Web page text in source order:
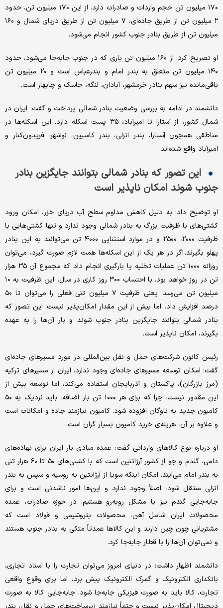
۱۷۰ میلیون تن حجم واردات و صادرات دارد. از این ۱۷۰ میلیون تن، حدود
۲ میلیون تن از طریق جاده‌ای، ۷ میلیون تن از طریق دریای شمال و ۱۶۰
میلیون تن از طریق بنادر جنوب کشور انجام می‌شود.
او تصریح کرد: از ۱۶۰ میلیون تن باری که در جنوب جابه‌جا می‌شود، حدود
۱۴۰ میلیون تن متعلق به بندر امام و بندرعباس است و ۲۰ میلیون تن
باقی‌مانده نیز سهم بنادر خرمشهر، آبادان، لنگه، جاسک و چابهار است.
دانشمند در ادامه به بررسی وضعیت بنادر شمالی پرداخت و گفت: ایران در
شمال کشور، از آستارا تا امیرآباد، ۳۵ پست اسکله دارد. این اسکله‌ها در
مناطقی همچون آستارا، بندر انزلی، بندر کاسپین، نوشهر، فریدون‌کنار و
امیرآباد واقع شده‌اند.
این تصور که بنادر شمالی بتوانند جایگزین بنادر
جنوب شوند امکان ناپذیر است
او توضیح داد: به دلیل کاهش مداوم سطح آب دریای خزر، امکان ورود
کشتی‌های با ظرفیت بزرگ به بنادر شمالی وجود ندارد و تنها کشتی‌هایی با
ظرفیت ۲۰۰۰، ۲۵۰۰ و در موارد استثنایی ۴۰۰۰ تن می‌توانند به این بنادر
پهلو بگیرند. اگر در هر یک از این اسکله‌ها همت لازم صورت گیرد، می‌توان
روزانه ۱۰۰۰ تن عملیات تخلیه یا بارگیری انجام داد که مجموع آن ۳۵ هزار
تن در روز خواهد بود. با احتساب ۳۰۰ روز کاری در سال، این ظرفیت به ۱۰
میلیون تن می‌رسد؛ یعنی ظرفیت ۷ میلیون تنی فعلی را می‌توان تا ۵۰
درصد افزایش داد، اما بیش از این مقدار امکان‌پذیر نیست. این تصور که
بنادر شمالی بتوانند جایگزین بنادر جنوب شوند و بار آن‌ها را به عهده
بگیرند، امکان ناپذیر است.
رئیس کانون شرکت‌های حمل و نقل بین‌المللی در مورد مسیرهای جاده‌ای
گفت: امکان توسعه مسیرهای جاده‌ای وجود ندارد. ایران از مسیرهای ترکیه
(مرز بازرگان)، پاکستان و آذربایجان استفاده می‌کند، اما توسعه بیش از
این مقدور نیست، چرا که برای هر ۱۰۰۰ تن بار اضافه، باید نزدیک به ۵۰
کامیون جدید به ناوگان افزوده شود. کامیون نیازمند جاده و امکانات است
و علاوه بر آن، هزینه‌ی خرید کامیون بسیار گران است.
او درباره نوع کالاهای وارداتی گفت: عمده مبادی بار ایران برای نهاده‌های
دامی، گندم و جو از کشور آرژانتین است که با کشتی‌های ۵۰ تا ۶۰ هزار تنی
به بندر امام می‌آیند. امکان اینکه سویا از آرژانتین به روسیه و سپس به بندر
انزلی منتقل شود، اصلاً وجود ندارد و این‌ها امور ناشدنی است و برای
جابه‌جایی گندم نیز با مشکل روبه‌رو هستیم. در حوزه صادرات، عمده
محصولات ایران شامل آهن، محصولات پتروشیمی و فولاد است که
مشتریانی چون چین دارند و این کالاها عمدتاً متکی به بنادر جنوب هستند
و نمی‌توان آن‌ها را با قطار جابه‌جا کرد.
دانشمند اظهار داشت: در دنیای امروز می‌توان تجارت را با اسناد تجاری،
بانکداری الکترونیک و گمرک الکترونیک پیش برد، اما برای وقوع واقعی
تجارت، کالا باید به صورت فیزیکی جابه‌جا شود. جابه‌جایی کالا به صورت